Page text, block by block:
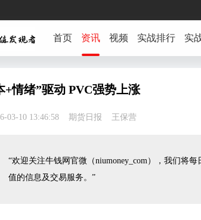
首页 资讯 视频 实战排行 实
+情绪”驱动 PVC强势上涨
03-10 13:46:58 期货日报 王保营
“欢迎关注牛钱网官微（niumoney_com），我们将
值的信息及交易服务。”